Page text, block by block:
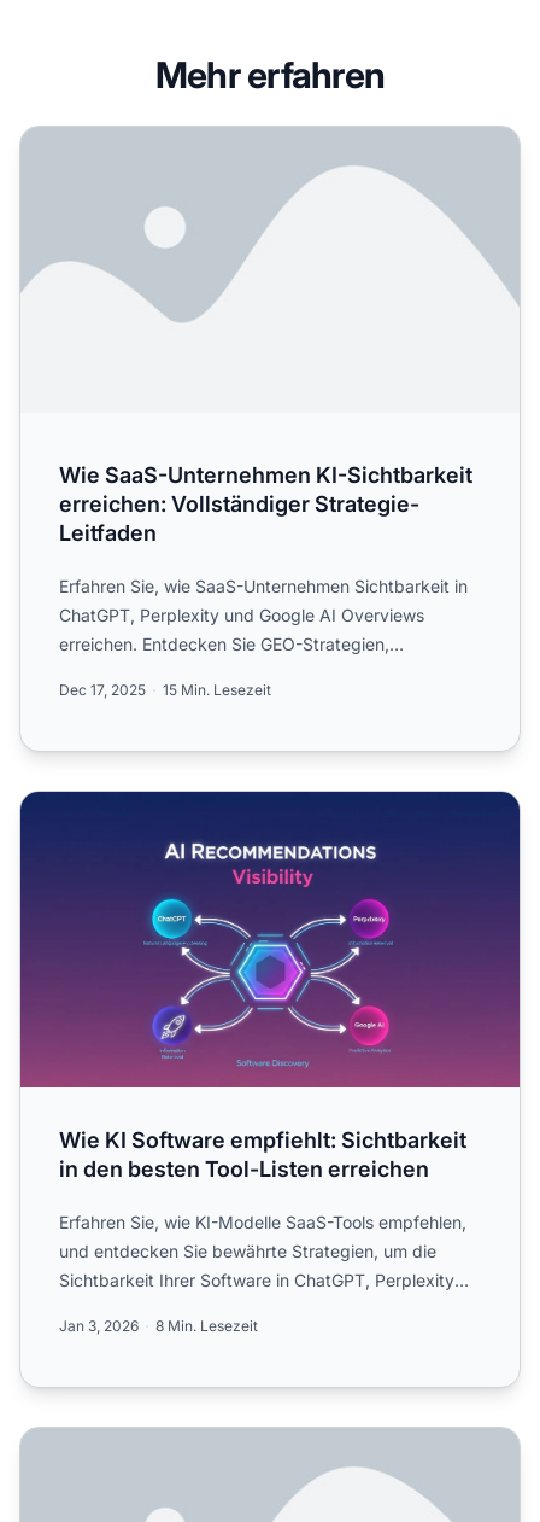
Mehr erfahren
Wie SaaS-Unternehmen KI-Sichtbarkeit erreichen:
Wie SaaS-Unternehmen KI-Sichtbarkeit
erreichen: Vollständiger Strategie-
Leitfaden
Erfahren Sie, wie SaaS-Unternehmen Sichtbarkeit in
ChatGPT, Perplexity und Google AI Overviews
erreichen. Entdecken Sie GEO-Strategien,
Dec 17, 2025 15 Min. Lesezeit
Wie KI Software empfiehlt: Sichtbarkeit in den besten
Wie KI Software empfiehlt: Sichtbarkeit
in den besten Tool-Listen erreichen
Erfahren Sie, wie KI-Modelle SaaS-Tools empfehlen,
und entdecken Sie bewährte Strategien, um die
Sichtbarkeit Ihrer Software in ChatGPT, Perplexity
Jan 3, 2026 8 Min. Lesezeit
Wie Sie KI-Content-Chancen für Ihre Marke erkennen